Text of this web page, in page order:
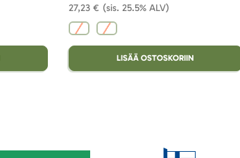
(sis. 25.5% ALV)
27,23 €
LISÄÄ OSTOSKORIIN